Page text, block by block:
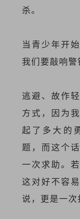
杀。
当青少年开
我们要敲响警
逃避、故作
方式，因为
起了多大的
题，而这个
一次求助。
这对好不容
说，更是一次